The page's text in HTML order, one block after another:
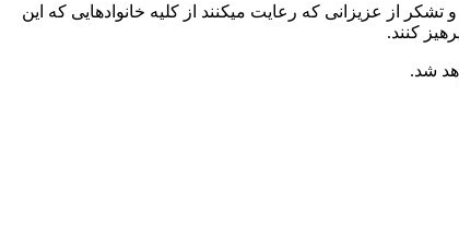
از عزیزانی که رعایت میکنند از کلیه خانوادهایی که این
کنند.
شد.